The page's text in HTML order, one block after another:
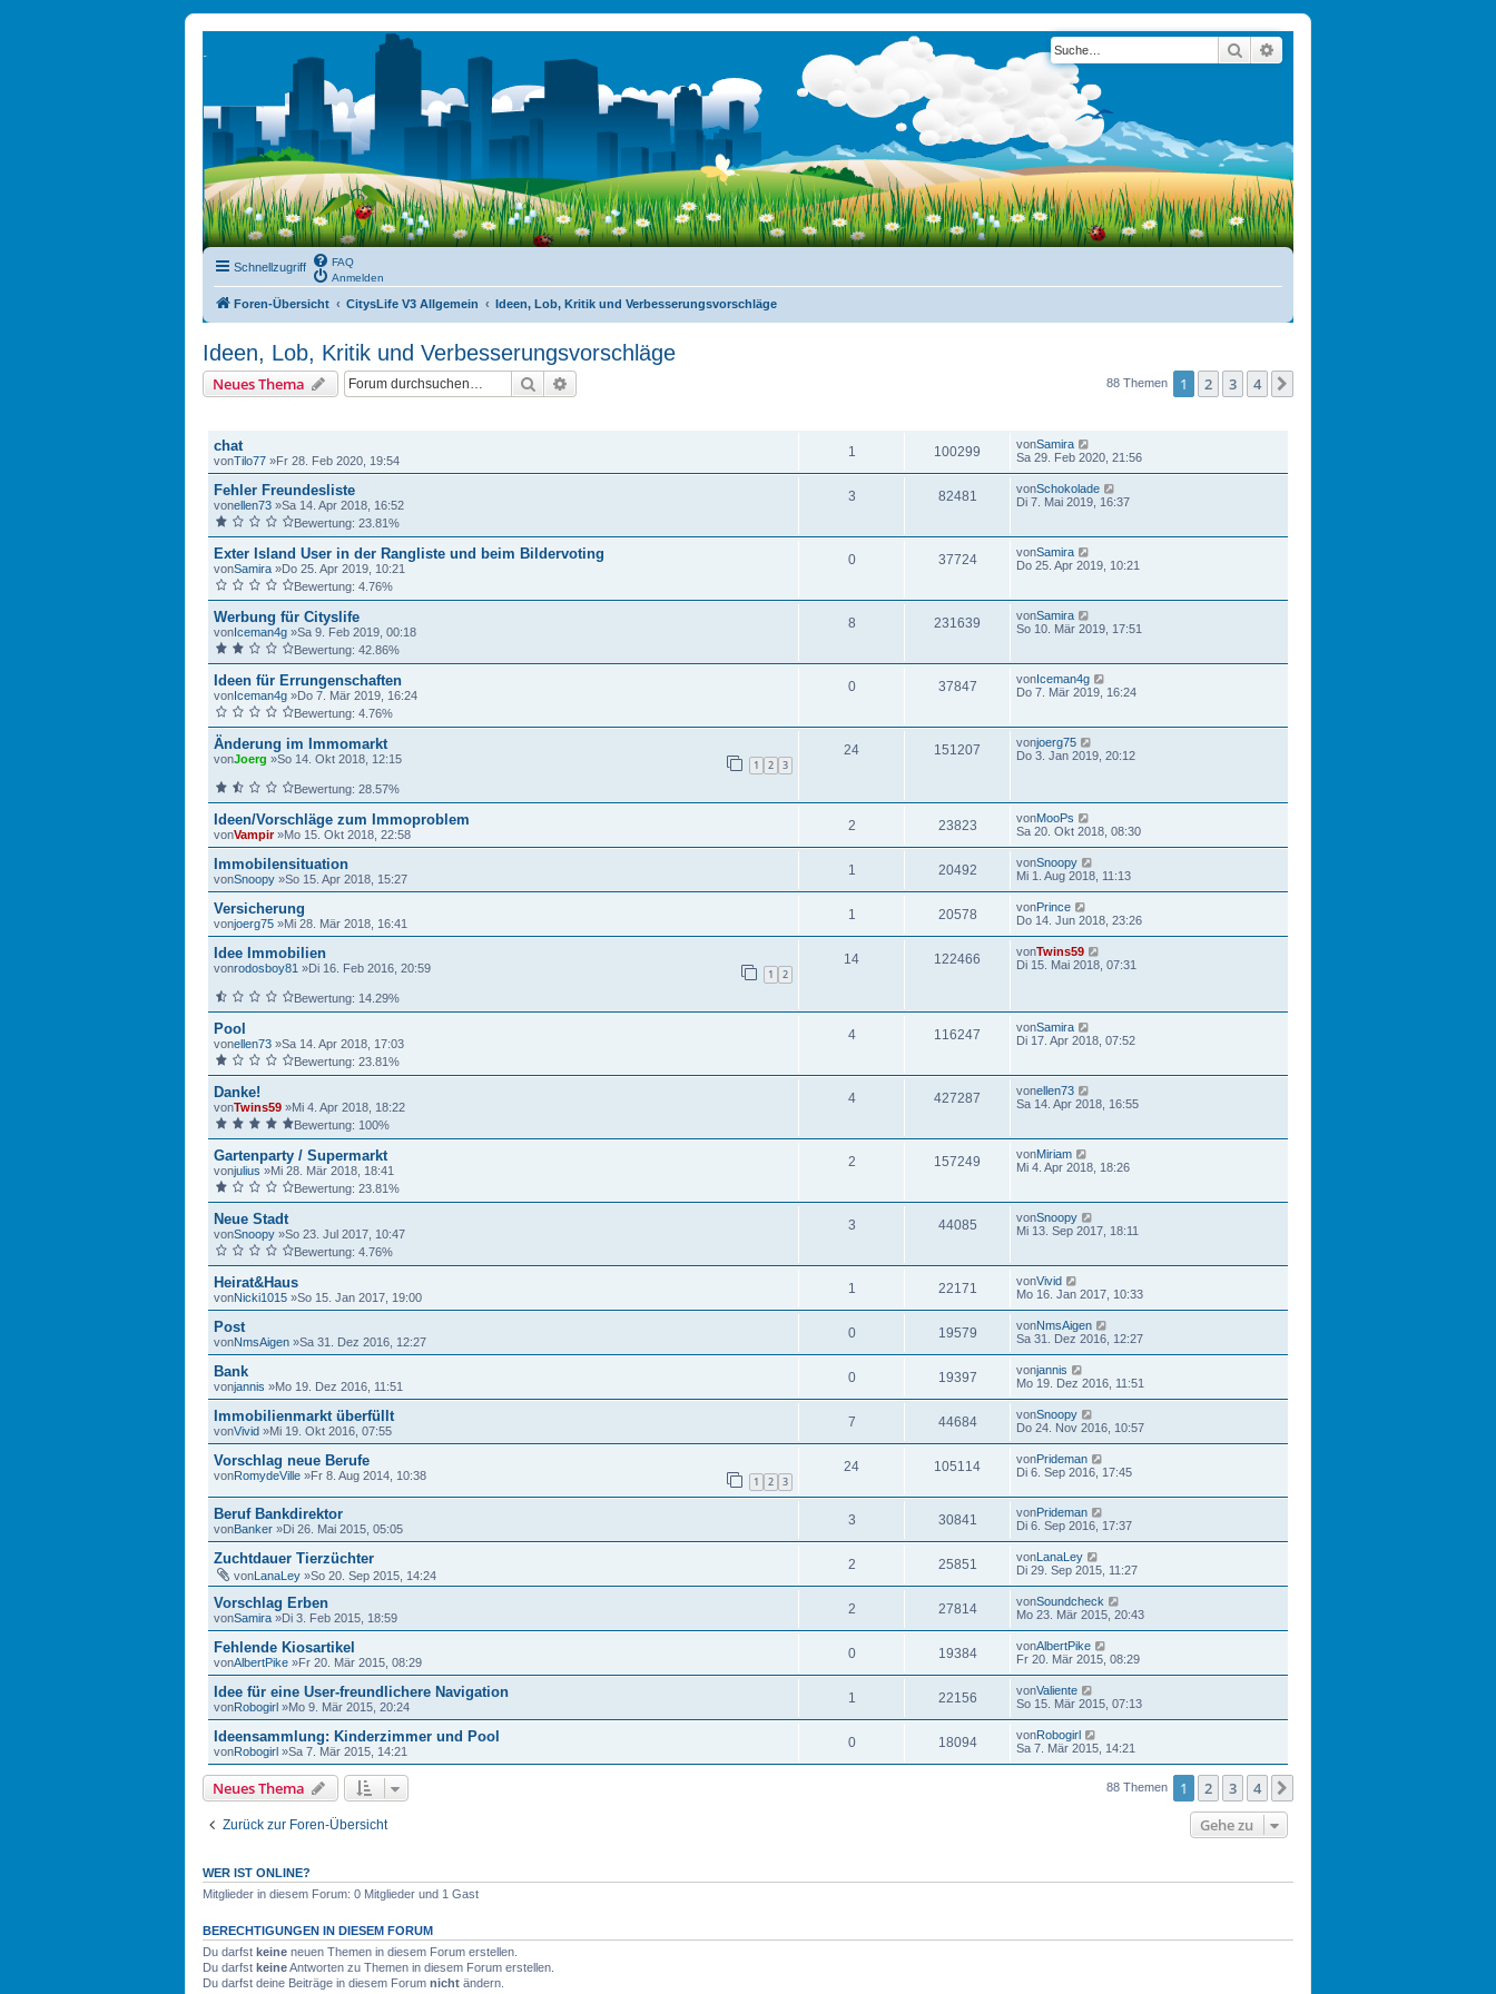
Suche
Schnellzugriff
FAQ
Anmelden
Foren-Übersicht CitysLife V3 Allgemein Ideen, Lob, Kritik und Verbesserungsvorschläge
Ideen, Lob, Kritik und Verbesserungsvorschläge
Neues Thema Suche 88 Themen 1 2 3 4
chat
vonTilo77 »Fr 28. Feb 2020, 19:54
1 100299 vonSamira
Sa 29. Feb 2020, 21:56
Fehler Freundesliste
vonellen73 »Sa 14. Apr 2018, 16:52
Bewertung: 23.81%
3 82481 vonSchokolade
Di 7. Mai 2019, 16:37
Exter Island User in der Rangliste und beim Bildervoting
vonSamira »Do 25. Apr 2019, 10:21
Bewertung: 4.76%
0 37724 vonSamira
Do 25. Apr 2019, 10:21
Werbung für Cityslife
vonIceman4g »Sa 9. Feb 2019, 00:18
Bewertung: 42.86%
8 231639 vonSamira
So 10. Mär 2019, 17:51
Ideen für Errungenschaften
vonIceman4g »Do 7. Mär 2019, 16:24
Bewertung: 4.76%
0 37847 vonIceman4g
Do 7. Mär 2019, 16:24
Änderung im Immomarkt
vonJoerg »So 14. Okt 2018, 12:15 1 2 3
Bewertung: 28.57%
24 151207 vonjoerg75
Do 3. Jan 2019, 20:12
Ideen/Vorschläge zum Immoproblem
vonVampir»Mo 15. Okt 2018, 22:58
2 23823 vonMooPs
Sa 20. Okt 2018, 08:30
Immobilensituation
vonSnoopy »So 15. Apr 2018, 15:27
1 20492 vonSnoopy
Mi 1. Aug 2018, 11:13
Versicherung
vonjoerg75 »Mi 28. Mär 2018, 16:41
1 20578 vonPrince
Do 14. Jun 2018, 23:26
Idee Immobilien
vonrodosboy81 »Di 16. Feb 2016, 20:59 1 2
Bewertung: 14.29%
14 122466 vonTwins59
Di 15. Mai 2018, 07:31
Pool
vonellen73 »Sa 14. Apr 2018, 17:03
Bewertung: 23.81%
4 116247 vonSamira
Di 17. Apr 2018, 07:52
Danke!
vonTwins59 »Mi 4. Apr 2018, 18:22
Bewertung: 100%
4 427287 vonellen73
Sa 14. Apr 2018, 16:55
Gartenparty / Supermarkt
vonjulius »Mi 28. Mär 2018, 18:41
Bewertung: 23.81%
2 157249 vonMiriam
Mi 4. Apr 2018, 18:26
Neue Stadt
vonSnoopy »So 23. Jul 2017, 10:47
Bewertung: 4.76%
3 44085 vonSnoopy
Mi 13. Sep 2017, 18:11
Heirat&Haus
vonNicki1015 »So 15. Jan 2017, 19:00
1 22171 vonVivid
Mo 16. Jan 2017, 10:33
Post
vonNmsAigen »Sa 31. Dez 2016, 12:27
0 19579 vonNmsAigen
Sa 31. Dez 2016, 12:27
Bank
vonjannis »Mo 19. Dez 2016, 11:51
0 19397 vonjannis
Mo 19. Dez 2016, 11:51
Immobilienmarkt überfüllt
vonVivid »Mi 19. Okt 2016, 07:55
7 44684 vonSnoopy
Do 24. Nov 2016, 10:57
Vorschlag neue Berufe
vonRomydeVille »Fr 8. Aug 2014, 10:38 1 2 3
24 105114 vonPrideman
Di 6. Sep 2016, 17:45
Beruf Bankdirektor
vonBanker »Di 26. Mai 2015, 05:05
3 30841 vonPrideman
Di 6. Sep 2016, 17:37
Zuchtdauer Tierzüchter
von LanaLey »So 20. Sep 2015, 14:24
2 25851 von LanaLey
Di 29. Sep 2015, 11:27
Vorschlag Erben
vonSamira »Di 3. Feb 2015, 18:59
2 27814 vonSoundcheck
Mo 23. Mär 2015, 20:43
Fehlende Kiosartikel
vonAlbertPike »Fr 20. Mär 2015, 08:29
0 19384 vonAlbertPike
Fr 20. Mär 2015, 08:29
Idee für eine User-freundlichere Navigation
vonRobogirl »Mo 9. Mär 2015, 20:24
1 22156 vonValiente
So 15. Mär 2015, 07:13
Ideensammlung: Kinderzimmer und Pool
vonRobogirl »Sa 7. Mär 2015, 14:21
0 18094 vonRobogirl
Sa 7. Mär 2015, 14:21
Neues Thema 88 Themen 1 2 3 4
Zurück zur Foren-Übersicht Gehe zu
WER IST ONLINE?
Mitglieder in diesem Forum: 0 Mitglieder und 1 Gast
BERECHTIGUNGEN IN DIESEM FORUM
Du darfst keine neuen Themen in diesem Forum erstellen.
Du darfst keineAntworten zu Themen in diesem Forum erstellen.
Du darfst deine Beiträge in diesem Forum nicht ändern.